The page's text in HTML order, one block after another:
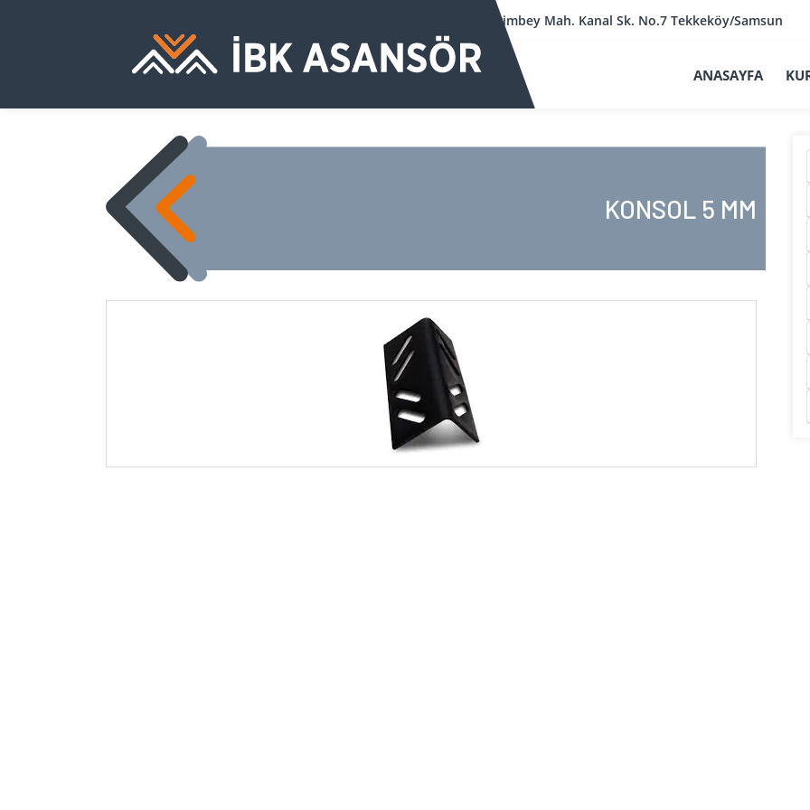
Kerimbey Mah. Kanal Sk. No.7 Tekkeköy/Samsun
ANASAYFA
KONSOL 5 MM